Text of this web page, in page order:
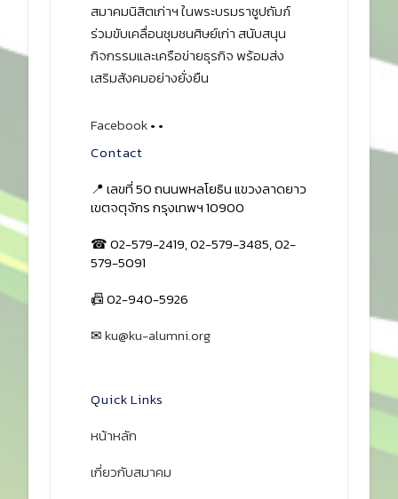
สมาคมนิสิตเก่าฯ ในพระบรมราชูปถัมภ์
ร่วมขับเคลื่อนชุมชนศิษย์เก่า สนับสนุน
กิจกรรมและเครือข่ายธุรกิจ พร้อมส่ง
เสริมสังคมอย่างยั่งยืน
Facebook• •
Contact
📍 เลขที่ 50 ถนนพหลโยธิน แขวงลาดยาว
เขตจตุจักร กรุงเทพฯ 10900
☎ 02-579-2419, 02-579-3485, 02-
579-5091
📠 02-940-5926
✉ku@ku-alumni.org
Quick Links
หน้าหลัก
เกี่ยวกับสมาคม